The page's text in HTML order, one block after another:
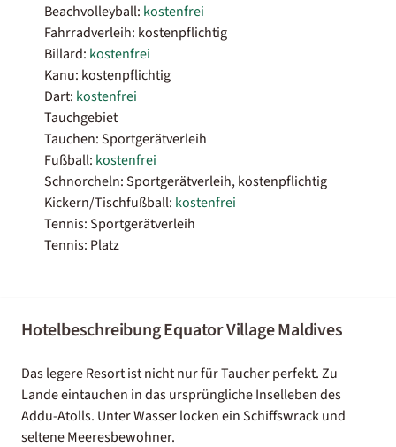
Beachvolleyball: kostenfrei
Fahrradverleih: kostenpflichtig
Billard: kostenfrei
Kanu: kostenpflichtig
Dart: kostenfrei
Tauchgebiet
Tauchen: Sportgerätverleih
Fußball: kostenfrei
Schnorcheln: Sportgerätverleih, kostenpflichtig
Kickern/Tischfußball: kostenfrei
Tennis: Sportgerätverleih
Tennis: Platz
Hotelbeschreibung Equator Village Maldives
Das legere Resort ist nicht nur für Taucher perfekt. Zu
Lande eintauchen in das ursprüngliche Inselleben des
Addu-Atolls. Unter Wasser locken ein Schiffswrack und
seltene Meeresbewohner.